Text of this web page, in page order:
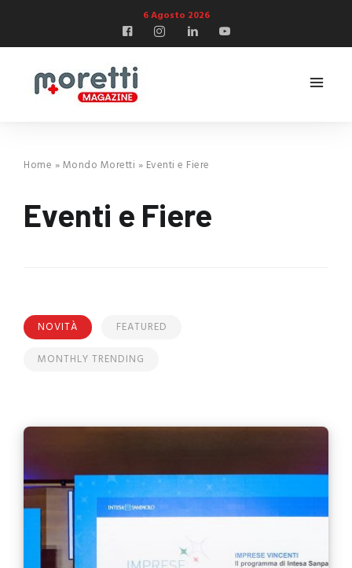
6 Agosto 2026
Home »Mondo Moretti » Eventi e Fiere
Eventi e Fiere
NOVITÀ
FEATURED
MONTHLY TRENDING